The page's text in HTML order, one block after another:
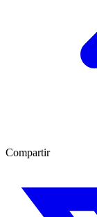
Compartir